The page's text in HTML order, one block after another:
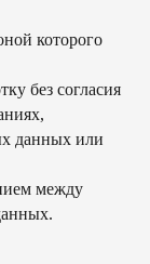
которого
без согласия
данных или
между